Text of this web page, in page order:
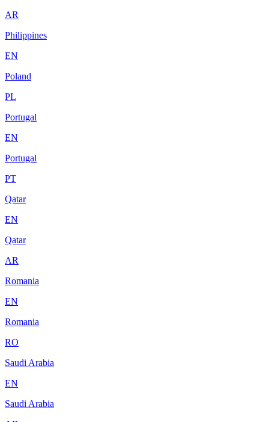
AR
Philippines
EN
Poland
PL
Portugal
EN
Portugal
PT
Qatar
EN
Qatar
AR
Romania
EN
Romania
RO
Saudi Arabia
EN
Saudi Arabia